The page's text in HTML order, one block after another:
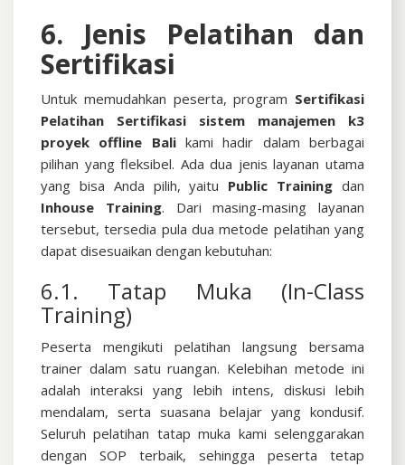
6. Jenis Pelatihan dan
Sertifikasi
Untuk memudahkan peserta, program Sertifikasi
Pelatihan Sertifikasi sistem manajemen k3
proyek offline Bali kami hadir dalam berbagai
pilihan yang fleksibel. Ada dua jenis layanan utama
yang bisa Anda pilih, yaitu Public Training dan
Inhouse Training. Dari masing-masing layanan
tersebut, tersedia pula dua metode pelatihan yang
dapat disesuaikan dengan kebutuhan:
6.1. Tatap Muka (In-Class
Training)
Peserta mengikuti pelatihan langsung bersama
trainer dalam satu ruangan. Kelebihan metode ini
adalah interaksi yang lebih intens, diskusi lebih
mendalam, serta suasana belajar yang kondusif.
Seluruh pelatihan tatap muka kami selenggarakan
dengan SOP terbaik, sehingga peserta tetap